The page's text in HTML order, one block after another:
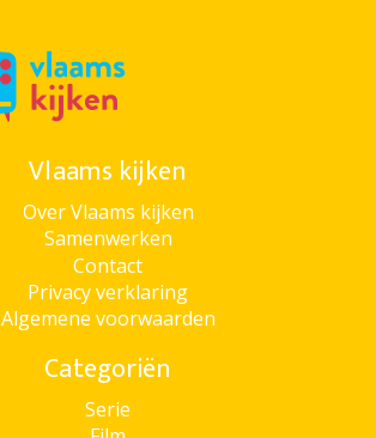
Vlaams kijken
Over Vlaams kijken
Samenwerken
Contact
Privacy verklaring
Algemene voorwaarden
Categoriën
Serie